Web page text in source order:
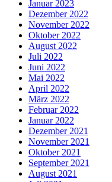
Januar 2023
Dezember 2022
November 2022
Oktober 2022
August 2022
Juli 2022
Juni 2022
Mai 2022
April 2022
März 2022
Februar 2022
Januar 2022
Dezember 2021
November 2021
Oktober 2021
September 2021
August 2021